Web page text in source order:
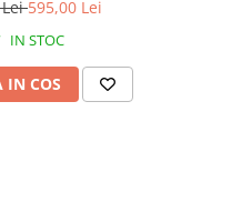
Lei595,00 Lei
IN STOC
IN COS